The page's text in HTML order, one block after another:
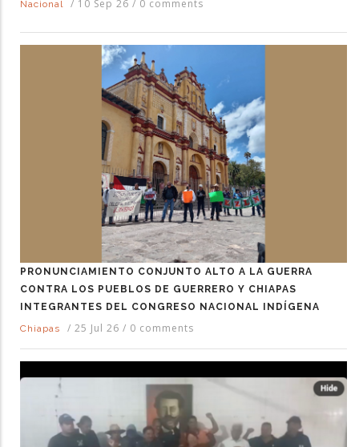
Nacional / 10 Sep 26 / 0 comments
PRONUNCIAMIENTO CONJUNTO ALTO A LA GUERRA
CONTRA LOS PUEBLOS DE GUERRERO Y CHIAPAS
INTEGRANTES DEL CONGRESO NACIONAL INDÍGENA
Chiapas
/ 25 Jul 26 / 0 comments